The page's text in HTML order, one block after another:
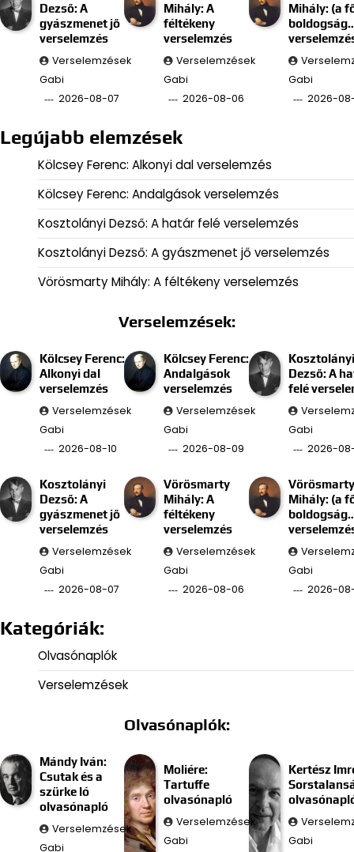
Dezső: A
gyászmenet jő
verselemzés
Verselemzések
Gabi
2026-08-07
Mihály: A
féltékeny
verselemzés
Verselemzések
Gabi
2026-08-06
Mihály: (a
Gabi
2026-
Legújabb elemzések
Kölcsey Ferenc: Alkonyi dal verselemzés
Kölcsey Ferenc: Andalgások verselemzés
Kosztolányi Dezső: A határ felé verselemzés
Kosztolányi Dezső: A gyászmenet jő verselemzés
Vörösmarty Mihály: A féltékeny verselemzés
Verselemzések:
Kölcsey Ferenc:
Alkonyi dal
verselemzés
Verselemzések
Gabi
2026-08-10
Kölcsey Ferenc:
Andalgások
verselemzés
Verselemzések
Gabi
2026-08-09
Kosztolányi
Dezső: A
felé
Gabi
2026-
Kosztolányi
Dezső: A
gyászmenet jő
verselemzés
Verselemzések
Gabi
2026-08-07
Vörösmarty
Mihály: A
féltékeny
verselemzés
Verselemzések
Gabi
2026-08-06
Vörösmarty
Mihály: (a
Gabi
2026-
Kategóriák:
Olvasónaplók
Verselemzések
Olvasónaplók:
Mándy Iván:
Csutak és a
szürke ló
olvasónapló
Verselemzések
Gabi
Moliére:
Tartuffe
olvasónapló
Verselemzések
Gabi
Kertész
Gabi